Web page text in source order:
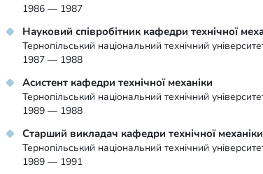
1986 — 1987
Науковий співробітник кафедри технічної
Тернопільський національний технічний
1987 — 1988
Асистент кафедри технічної механіки
Тернопільський національний технічний
1989 — 1988
Старший викладач кафедри технічної механіки
Тернопільський національний технічний
1989 — 1991